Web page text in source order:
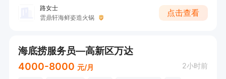
路女士
雲鼎轩海鲜姿造火锅
点击查看
海底捞服务员—高新区万达
4000-8000 元/月 2小时前